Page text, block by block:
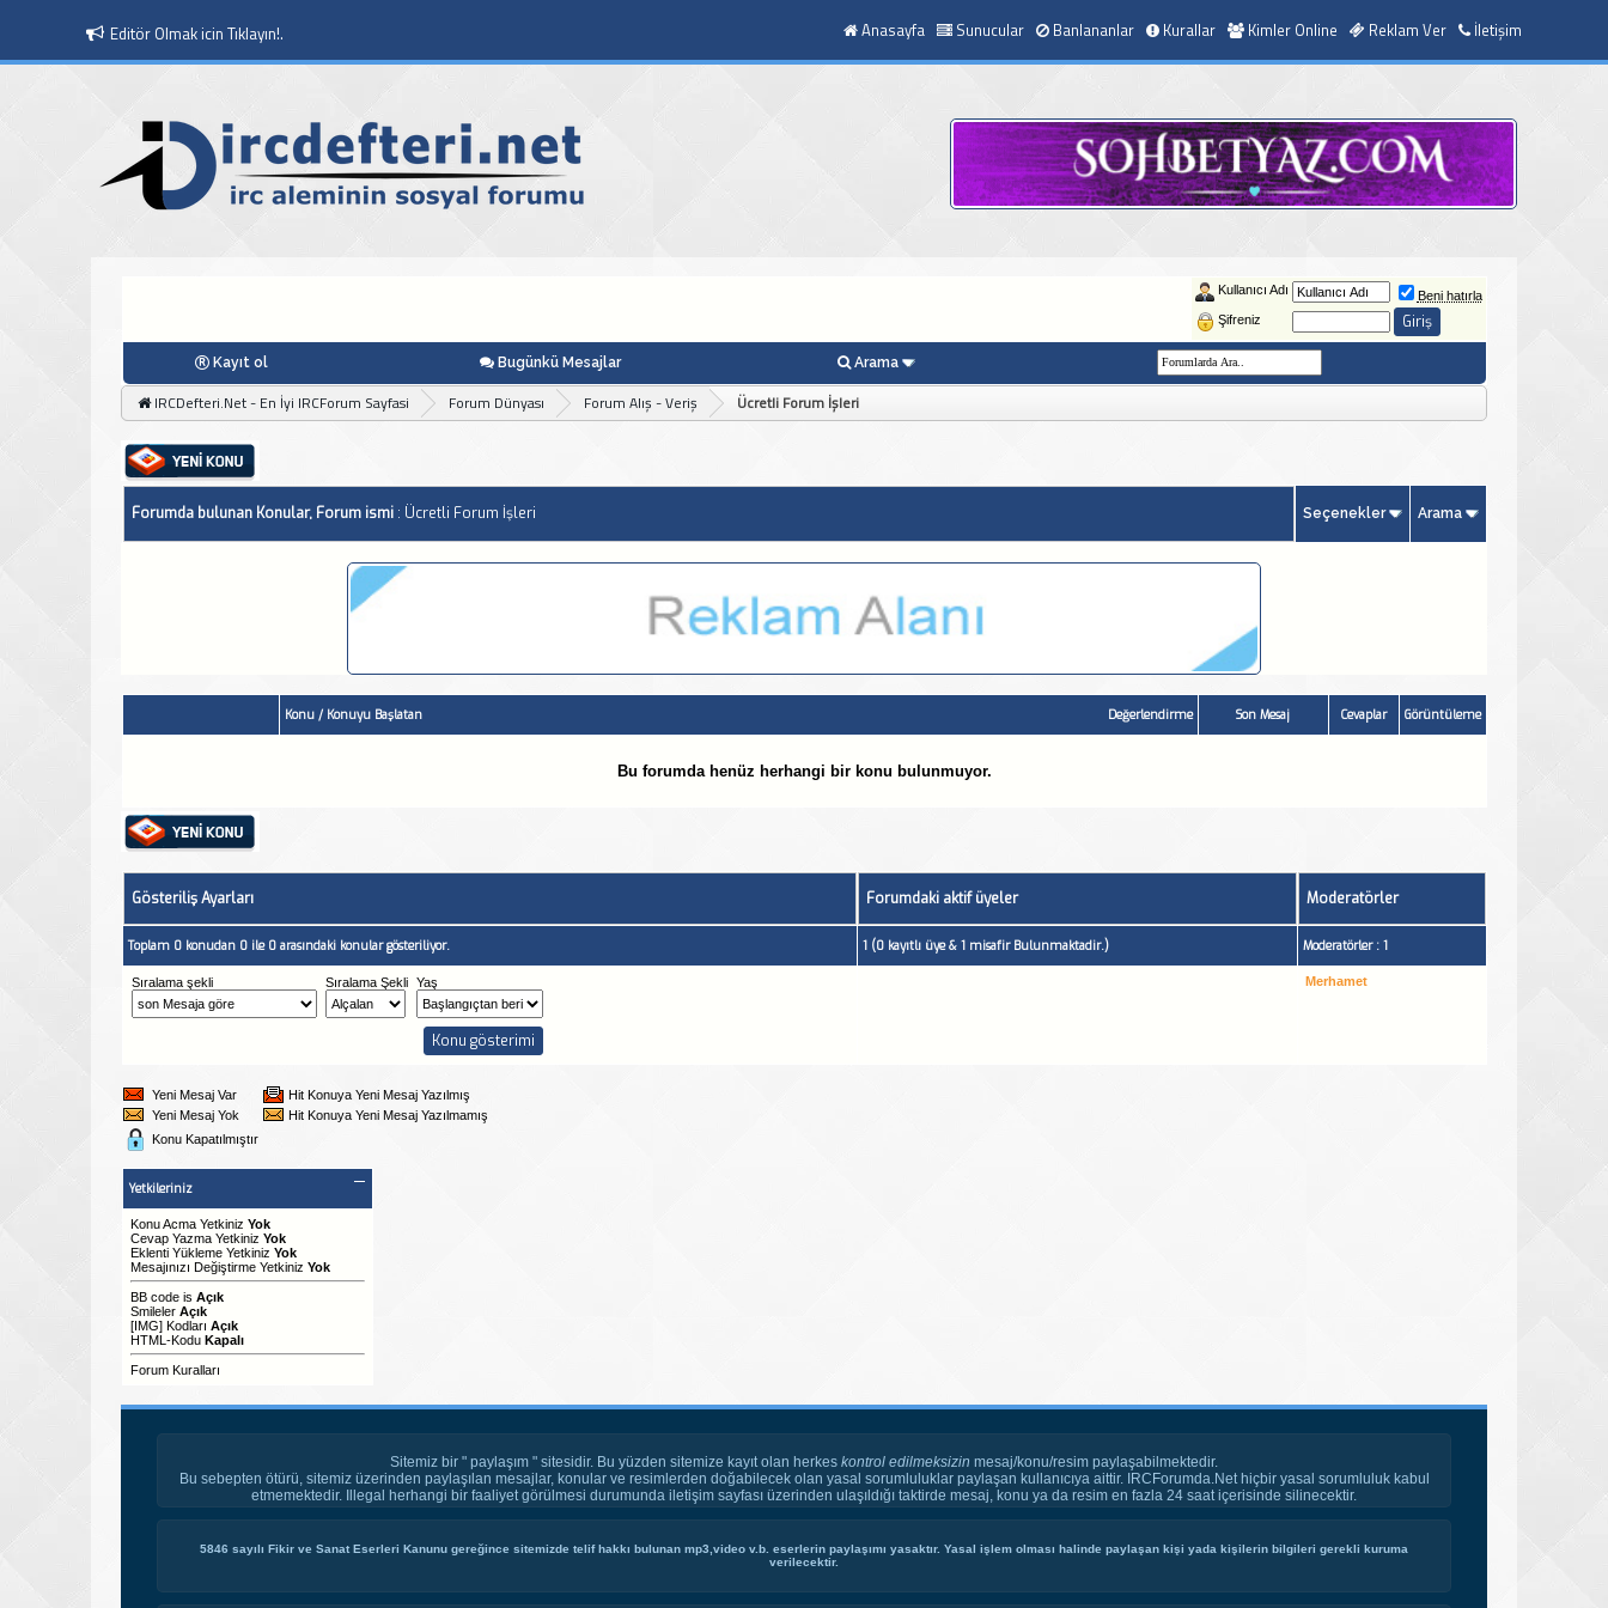
Editör Olmak icin Tıklayın!. Anasayfa Sunucular Banlananlar Kurallar Kimler Online Reklam Ver İletişim
Kullanıcı Adı
Beni hatırla
Şifreniz
Kayıt ol Bugünkü Mesajlar Arama
IRCDefteri.Net - En İyi IRCForum Sayfasi Forum Dünyası Forum Alış - Veriş Ücretli Forum İşleri
Forumda bulunan Konular, Forum ismi: Ücretli Forum İşleri Seçenekler Arama
Değerlendirme
Konu/ Konuyu Başlatan Son Mesaj Cevaplar Görüntüleme
Bu forumda henüz herhangi bir konu bulunmuyor.
Gösteriliş Ayarları Forumdaki aktif üyeler Moderatörler
Toplam 0 konudan 0 ile 0 arasındaki konular gösteriliyor. 1 (0 kayıtlı üye & 1 misafir Bulunmaktadir.) Moderatörler : 1
Sıralama şekli Sıralama Şekli Yaş Merhamet
Yeni Mesaj Var
Hit Konuya Yeni Mesaj Yazılmış
Yeni Mesaj Yok
Hit Konuya Yeni Mesaj Yazılmamış
Konu Kapatılmıştır
Yetkileriniz
Konu Acma Yetkiniz Yok
Cevap Yazma Yetkiniz Yok
Eklenti Yükleme Yetkiniz Yok
Mesajınızı Değiştirme Yetkiniz Yok
BB codeis Açık
Smileler Açık
[IMG]Kodları Açık
HTML-Kodu Kapalı
Forum Kuralları
Sitemiz bir " paylaşım " sitesidir. Bu yüzden sitemize kayıt olan herkes kontrol edilmeksizin mesaj/konu/resim paylaşabilmektedir.
Bu sebepten ötürü, sitemiz üzerinden paylaşılan mesajlar, konular ve resimlerden doğabilecek olan yasal sorumluluklar paylaşan kullanıcıya aittir. IRCForumda.Net hiçbir yasal sorumluluk kabul
etmemektedir. Illegal herhangi bir faaliyet görülmesi durumunda iletişim sayfası üzerinden ulaşıldığı taktirde mesaj, konu ya da resim en fazla 24 saat içerisinde silinecektir.
5846 sayılı Fikir ve Sanat Eserleri Kanunu gereğince sitemizde telif hakkı bulunan mp3,video v.b. eserlerin paylaşımı yasaktır. Yasal işlem olması halinde paylaşan kişi yada kişilerin bilgileri gerekli kuruma
verilecektir.